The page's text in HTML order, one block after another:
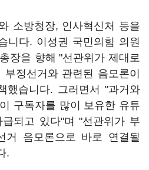
소방청장, 인사혁신처 등을
니다. 이성권 국민의힘 의원
장을 향해 "선관위가 제대로
정선거와 관련된 음모론이
했습니다. 그러면서 "과거와
구독자를 많이 보유한 유튜
되고 있다"며 "선관위가 부
거 음모론으로 바로 연결될
.